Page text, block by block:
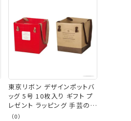
東京リボン デザインポットバ
ッグ 5号 10枚入り ギフト プ
レゼント ラッピング 手芸の山
久
（0）